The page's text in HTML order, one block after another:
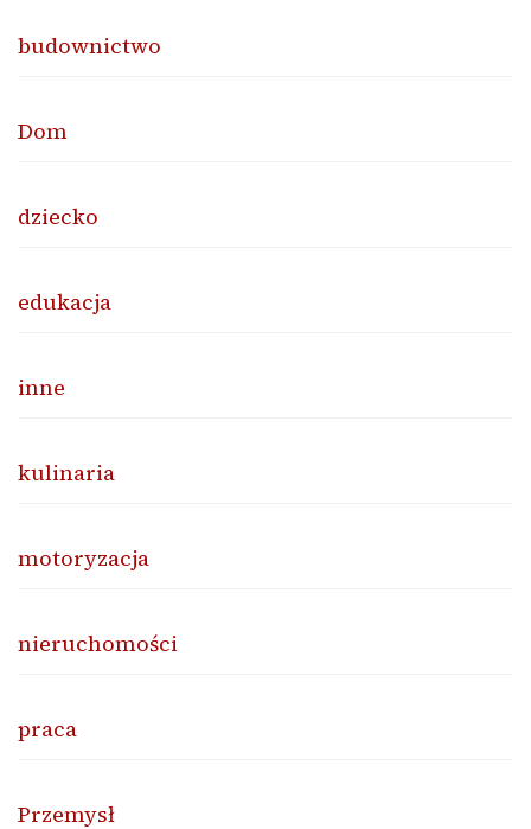
budownictwo
Dom
dziecko
edukacja
inne
kulinaria
motoryzacja
nieruchomości
praca
Przemysł